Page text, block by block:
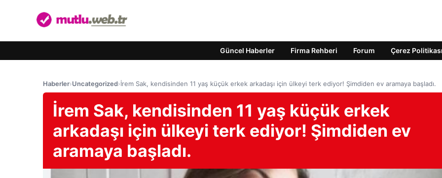
Güncel Haberler Firma Rehberi Forum Çerez Politikası
Haberler›Uncategorized›İrem Sak, kendisinden 11 yaş küçük erkek arkadaşı için ülkeyi terk ediyor! Şimdiden ev aramaya başladı.
İrem Sak, kendisinden 11 yaş küçük erkek
arkadaşı için ülkeyi terk ediyor! Şimdiden ev
aramaya başladı.